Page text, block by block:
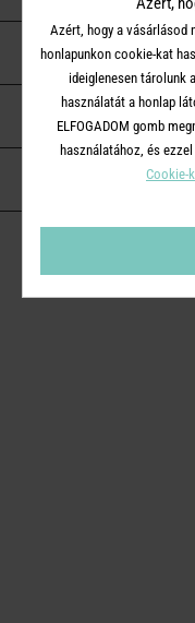
Azért, hogy a vásárlásod
honlapunkon cookie-kat
ideiglenesen tárolunk
használatát a honlap
ELFOGADOM gomb
használatához, és
Cookie-